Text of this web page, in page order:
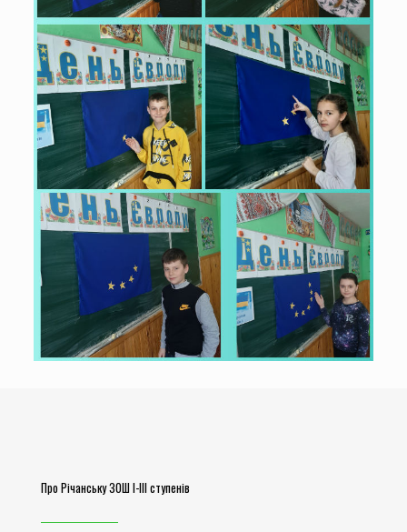
Про Річанську ЗОШ І-ІІІ ступенів